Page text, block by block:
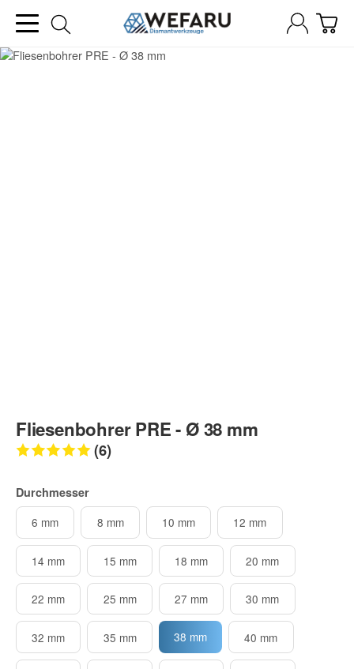
Fliesenbohrer PRE - Ø 38 mm
(6)
Durchmesser
6 mm
8 mm 10 mm 12 mm
14 mm 15 mm 18 mm 20 mm
22 mm 25 mm 27 mm 30 mm
32 mm 35 mm 38 mm 40 mm